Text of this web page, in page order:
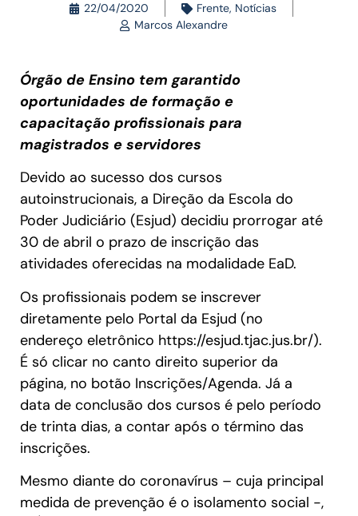
22/04/2020 Frente, Notícias
Marcos Alexandre
Órgão de Ensino tem garantido
oportunidades de formação e
capacitação profissionais para
magistrados e servidores
Devido ao sucesso dos cursos
autoinstrucionais, a Direção da Escola do
Poder Judiciário (Esjud) decidiu prorrogar até
30 de abril o prazo de inscrição das
atividades oferecidas na modalidade EaD.
Os profissionais podem se inscrever
diretamente pelo Portal da Esjud (no
endereço eletrônico https://esjud.tjac.jus.br/).
É só clicar no canto direito superior da
página, no botão Inscrições/Agenda. Já a
data de conclusão dos cursos é pelo período
de trinta dias, a contar após o término das
inscrições.
Mesmo diante do coronavírus – cuja principal
medida de prevenção é o isolamento social -,